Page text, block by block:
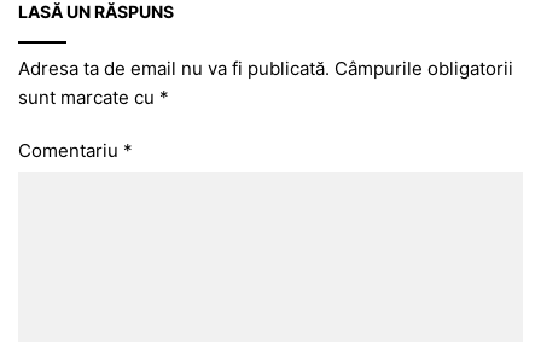
LASĂ UN RĂSPUNS
Adresa ta de email nu va fi publicată. Câmpurile obligatorii
sunt marcate cu *
Comentariu *